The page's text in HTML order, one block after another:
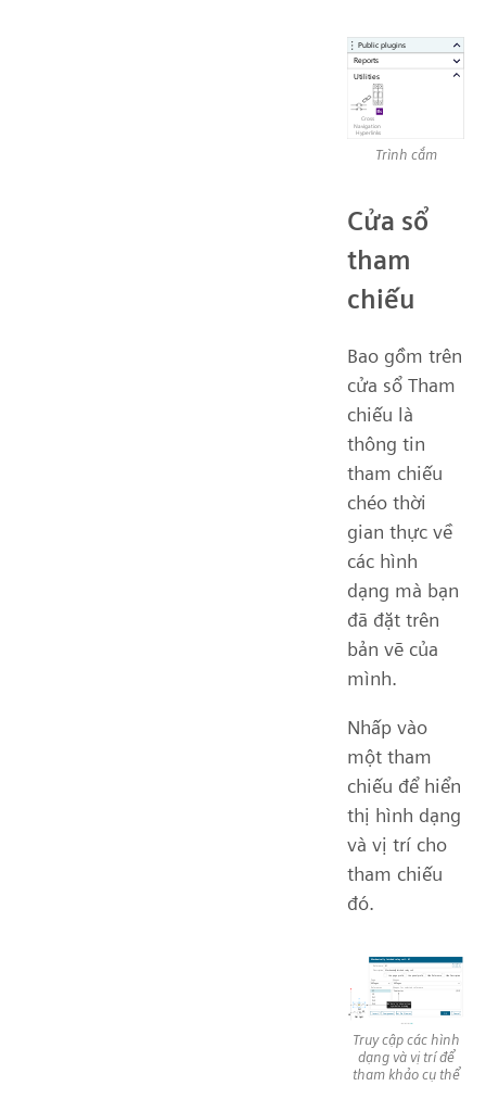
Trình cắm
Cửa sổ
tham
chiếu
Bao gồm trên
cửa sổ Tham
chiếu là
thông tin
tham chiếu
chéo thời
gian thực về
các hình
dạng mà bạn
đã đặt trên
bản vẽ của
mình.
Nhấp vào
một tham
chiếu để hiển
thị hình dạng
và vị trí cho
tham chiếu
đó.
Truy cập các hình
dạng và vị trí để
tham khảo cụ thể